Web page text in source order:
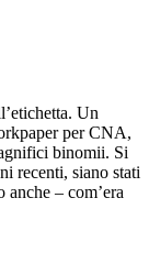
Un
per CNA,
binomii. Si
recenti, siano stati
– com’era